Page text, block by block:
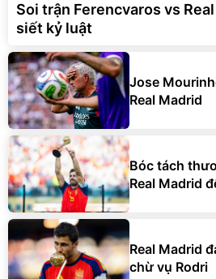
Soi trận Ferencvaros vs
siết kỷ luật
Jose
Real Madrid
Bóc tách
Real Madrid
Real Madrid
chừ vụ Rodri